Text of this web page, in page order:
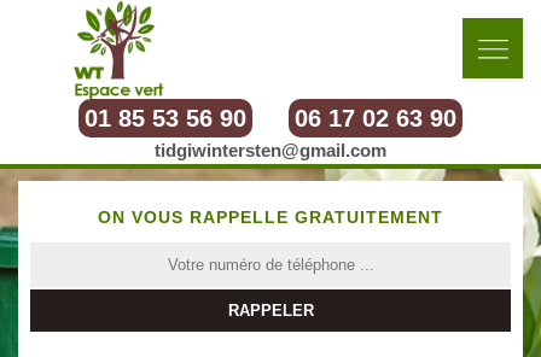
01 85 53 56 90 06 17 02 63 90
tidgiwintersten@gmail.com
ON VOUS RAPPELLE GRATUITEMENT